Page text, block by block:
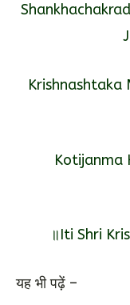
Kotijanma
॥Iti Shri
यह भी पढ़ें –